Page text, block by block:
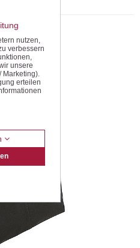
nutzen,
verbessern
unsere
Marketing).
erteilen